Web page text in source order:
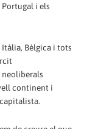
i els
Itàlia, Bèlgica i tots
neoliberals
continent i